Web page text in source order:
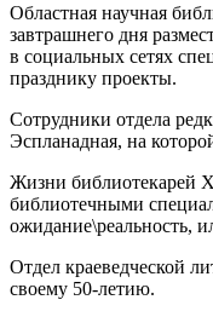
Областная научная
завтрашнего дня
в социальных сетях
празднику проекты.
Сотрудники отдела
Эспланадная, на
Жизни библиотекарей
библиотечными
ожидание\реальность,
Отдел краеведческой
своему 50-летию.